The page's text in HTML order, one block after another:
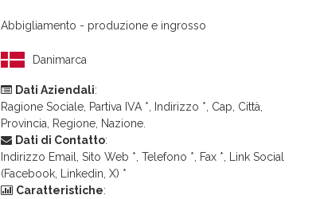
Abbigliamento - produzione e ingrosso
Danimarca
Dati Aziendali:
Ragione Sociale, Partiva IVA *, Indirizzo *, Cap, Città,
Provincia, Regione, Nazione.
Dati di Contatto:
Indirizzo Email, Sito Web *, Telefono *, Fax *, Link Social
(Facebook, Linkedin, X) *
Caratteristiche: